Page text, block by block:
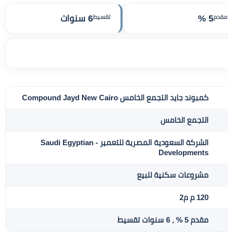
مقدم5 % تقسيط6 سنوات
كمبوند جايد التجمع الخامس Compound Jayd New Cairo
التجمع الخامس
الشركة السعودية المصرية للتعمير - Saudi Egyptian
Developments
مشروعات سكنية للبيع
120 م م2
مقدم 5 % , 6 سنوات تقسيط